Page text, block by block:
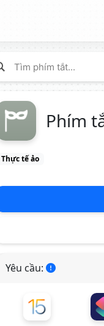
Phím
Thực tế ảo
Yêu cầu: